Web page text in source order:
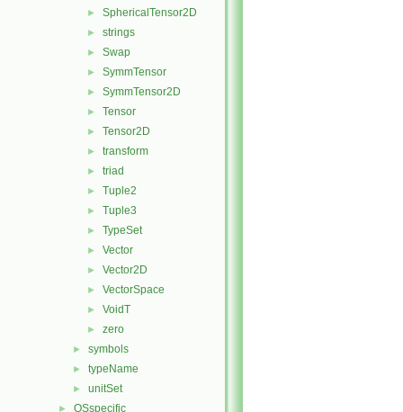
► SphericalTensor2D
► strings
► Swap
► SymmTensor
► SymmTensor2D
► Tensor
► Tensor2D
► transform
► triad
► Tuple2
► Tuple3
► TypeSet
► Vector
► Vector2D
► VectorSpace
► VoidT
► zero
► symbols
► typeName
► unitSet
► OSspecific